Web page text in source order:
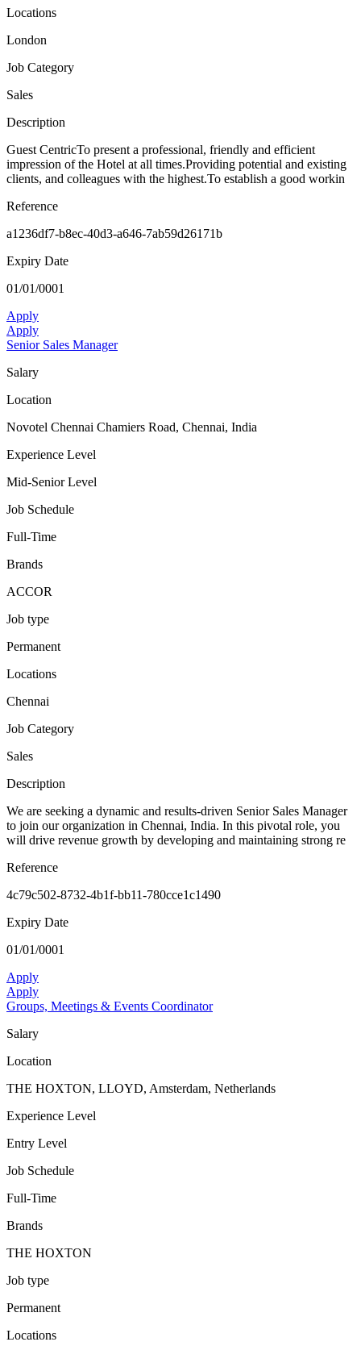
Locations
London
Job Category
Sales
Description
Guest CentricTo present a professional, friendly and efficient
impression of the Hotel at all times.Providing potential and existing
clients, and colleagues with the highest.To establish a good workin
Reference
a1236df7-b8ec-40d3-a646-7ab59d26171b
Expiry Date
01/01/0001
Apply
Apply
Senior Sales Manager
Salary
Location
Novotel Chennai Chamiers Road, Chennai, India
Experience Level
Mid-Senior Level
Job Schedule
Full-Time
Brands
ACCOR
Job type
Permanent
Locations
Chennai
Job Category
Sales
Description
We are seeking a dynamic and results-driven Senior Sales Manager
to join our organization in Chennai, India. In this pivotal role, you
will drive revenue growth by developing and maintaining strong re
Reference
4c79c502-8732-4b1f-bb11-780cce1c1490
Expiry Date
01/01/0001
Apply
Apply
Groups, Meetings & Events Coordinator
Salary
Location
THE HOXTON, LLOYD, Amsterdam, Netherlands
Experience Level
Entry Level
Job Schedule
Full-Time
Brands
THE HOXTON
Job type
Permanent
Locations